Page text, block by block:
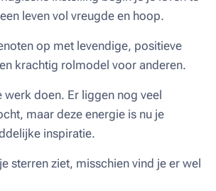
leven vol vreugde en hoop.
op met levendige, positieve
krachtig rolmodel voor anderen.
werk doen. Er liggen nog veel
maar deze energie is nu je
inspiratie.
sterren ziet, misschien vind je er wel